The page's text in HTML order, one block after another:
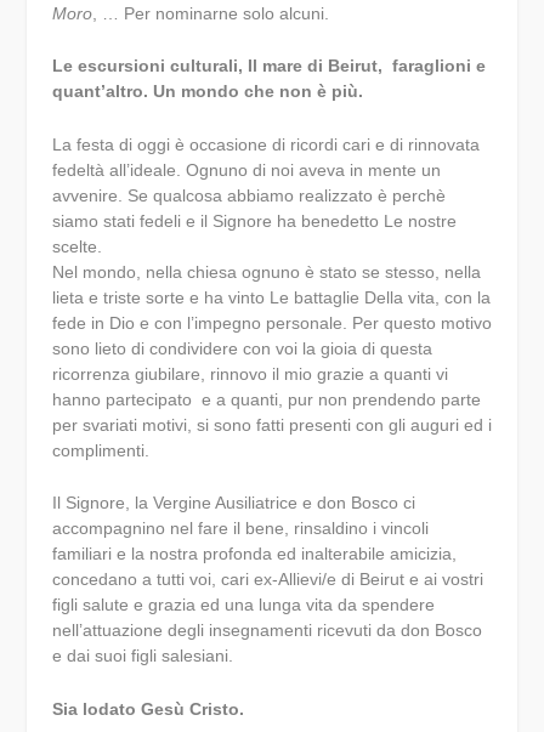
Moro, … Per nominarne solo alcuni.
Le escursioni culturali, Il mare di Beirut, faraglioni e
quant’altro. Un mondo che non è più.
La festa di oggi è occasione di ricordi cari e di rinnovata
fedeltà all’ideale. Ognuno di noi aveva in mente un
avvenire. Se qualcosa abbiamo realizzato è perchè
siamo stati fedeli e il Signore ha benedetto Le nostre
scelte.
Nel mondo, nella chiesa ognuno è stato se stesso, nella
lieta e triste sorte e ha vinto Le battaglie Della vita, con la
fede in Dio e con l’impegno personale. Per questo motivo
sono lieto di condividere con voi la gioia di questa
ricorrenza giubilare, rinnovo il mio grazie a quanti vi
hanno partecipato e a quanti, pur non prendendo parte
per svariati motivi, si sono fatti presenti con gli auguri ed i
complimenti.
Il Signore, la Vergine Ausiliatrice e don Bosco ci
accompagnino nel fare il bene, rinsaldino i vincoli
familiari e la nostra profonda ed inalterabile amicizia,
concedano a tutti voi, cari ex-Allievi/e di Beirut e ai vostri
figli salute e grazia ed una lunga vita da spendere
nell’attuazione degli insegnamenti ricevuti da don Bosco
e dai suoi figli salesiani.
Sia lodato Gesù Cristo.